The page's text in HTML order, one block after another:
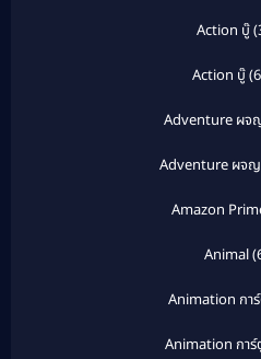
Action บู๊
Action บู๊
Adventure ผจ
Adventure ผจ
Amazon
Animal
Animation กา
Animation การ์